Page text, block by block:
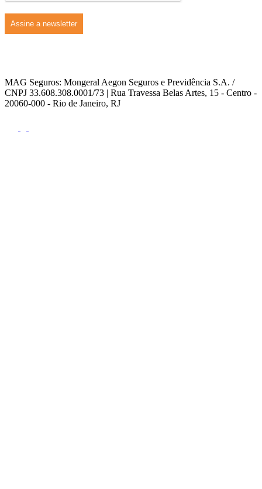
MAG Seguros: Mongeral Aegon Seguros e Previdência S.A. /
CNPJ 33.608.308.0001/73 | Rua Travessa Belas Artes, 15 - Centro -
20060-000 - Rio de Janeiro, RJ